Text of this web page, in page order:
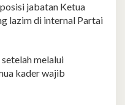
jabatan Ketua
lazim di internal Partai
melalui
kader wajib